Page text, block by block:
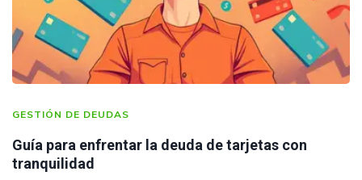
GESTIÓN DE DEUDAS
Guía para enfrentar la deuda de tarjetas con
tranquilidad